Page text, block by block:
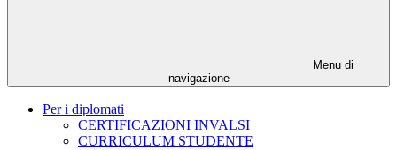
Menu di
navigazione
Per i diplomati
CERTIFICAZIONI INVALSI
CURRICULUM STUDENTE